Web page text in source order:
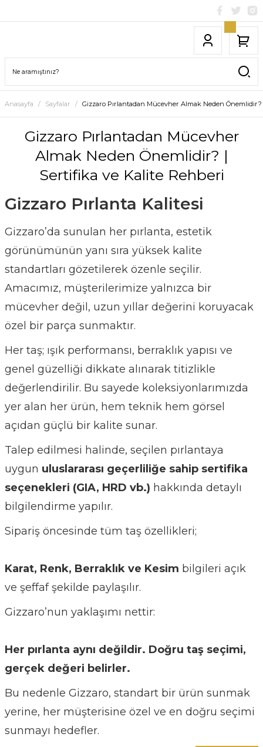
Anasayfa Sayfalar Gizzaro Pırlantadan Mücevher Almak Neden
Gizzaro Pırlantadan Mücevher
Almak Neden Önemlidir? |
Sertifika ve Kalite Rehberi
Gizzaro Pırlanta Kalitesi
Gizzaro’da sunulan her pırlanta, estetik
görünümünün yanı sıra yüksek kalite
standartları gözetilerek özenle seçilir.
Amacımız, müşterilerimize yalnızca bir
mücevher değil, uzun yıllar değerini koruyacak
özel bir parça sunmaktır.
Her taş; ışık performansı, berraklık yapısı ve
genel güzelliği dikkate alınarak titizlikle
değerlendirilir. Bu sayede koleksiyonlarımızda
yer alan her ürün, hem teknik hem görsel
açıdan güçlü bir kalite sunar.
Talep edilmesi halinde, seçilen pırlantaya
uygun uluslararası geçerliliğe sahip sertifika
seçenekleri (GIA, HRD vb.) hakkında detaylı
bilgilendirme yapılır.
Sipariş öncesinde tüm taş özellikleri;
Karat, Renk, Berraklık ve Kesim bilgileri açık
ve şeffaf şekilde paylaşılır.
Gizzaro’nun yaklaşımı nettir:
Her pırlanta aynı değildir. Doğru taş seçimi,
gerçek değeri belirler.
Bu nedenle Gizzaro, standart bir ürün sunmak
yerine, her müşterisine özel ve en doğru seçimi
sunmayı hedefler.